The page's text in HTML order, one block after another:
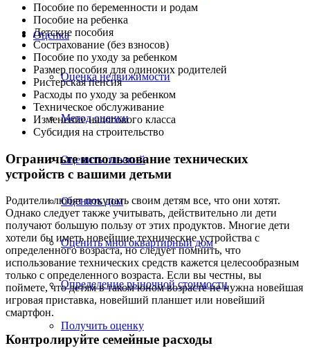
Оценка
Оценка недвижимости
Метод оценки
Оценить плоский
Оценить дом
Оценить многоквартирный дом
Определение рыночной стоимости
Получить оценку
Пособие по беременности и родам
Пособие на ребенка
Детские пособия
Сострахование (без взносов)
Пособие по уходу за ребенком
Размер пособия для одиноких родителей
Ристерская пенсия
Расходы по уходу за ребенком
Техническое обслуживание
Изменение налогового класса
Субсидия на строительство
Ограничьте использование технических
устройств с вашими детьми
Родители любят покупать своим детям все, что они хотят.
Однако следует также учитывать, действительно ли дети
получают большую пользу от этих продуктов. Многие дети
хотели бы иметь новейшие технические устройства с
определенного возраста, но следует помнить, что
использование технических средств кажется целесообразным
только с определенного возраста. Если вы честны, вы
поймете, что детям в таком юном возрасте не нужна новейшая
игровая приставка, новейший планшет или новейший
смартфон.
Контролируйте семейные расходы